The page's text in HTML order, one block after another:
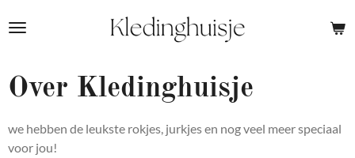
direct
de
hoofdinhoud
Over Kledinghuisje
we hebben de leukste rokjes, jurkjes en nog veel meer speciaal
voor jou!